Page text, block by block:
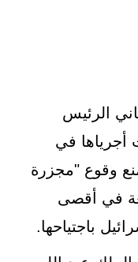
الرئيس
أجرياها في
وقوع "مجزرة
في أقصى
باجتياحها.